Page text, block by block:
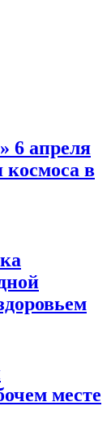
6 апреля
космоса в
месте